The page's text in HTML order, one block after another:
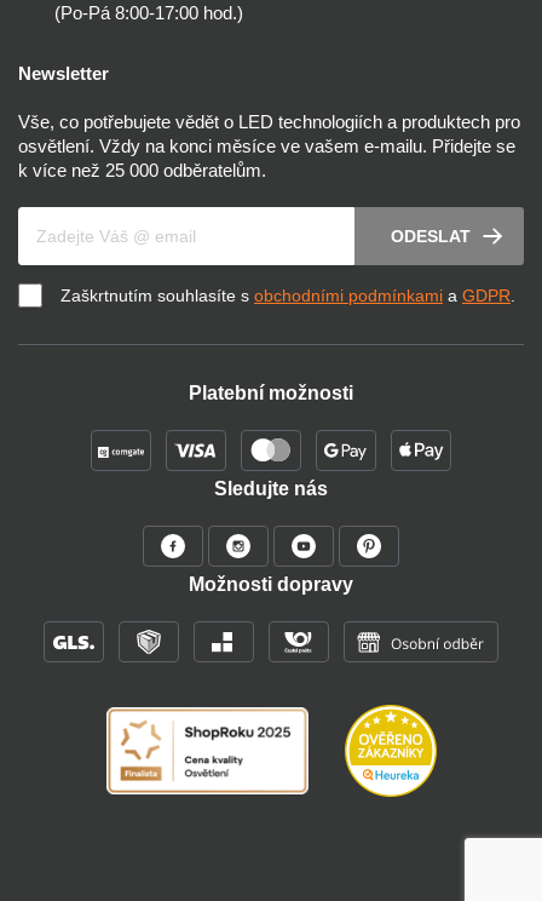
(Po-Pá 8:00-17:00 hod.)
Newsletter
Vše, co potřebujete vědět o LED technologiích a produktech pro
osvětlení. Vždy na konci měsíce ve vašem e-mailu. Přidejte se
k více než 25 000 odběratelům.
ODESLAT
Zaškrtnutím souhlasíte s obchodními podmínkami a GDPR
Platební možnosti
Sledujte nás
Možnosti dopravy